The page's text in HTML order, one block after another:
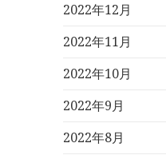
2022年12月
2022年11月
2022年10月
2022年9月
2022年8月